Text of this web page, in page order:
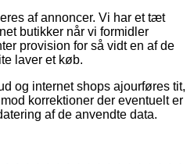
af annoncer. Vi har et tæt
butikker når vi formidler
provision for så vidt en af de
laver et køb.
og internet shops ajourføres tit,
korrektioner der eventuelt er
af de anvendte data.